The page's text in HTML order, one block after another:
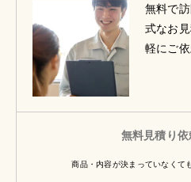
無料で
式なお
軽にご依
無料見積り
商品・内容が決まっていなくて